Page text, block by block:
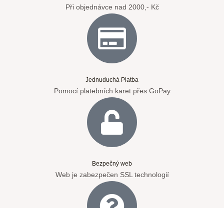
Při objednávce nad 2000,- Kč
Jednuduchá Platba
Pomocí platebních karet přes GoPay
Bezpečný web
Web je zabezpečen SSL technologií